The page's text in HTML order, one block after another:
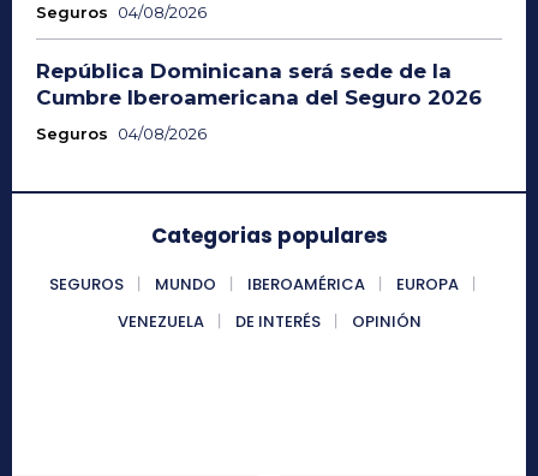
Seguros 04/08/2026
República Dominicana será sede de la
Cumbre Iberoamericana del Seguro 2026
Seguros 04/08/2026
Categorias populares
SEGUROS MUNDO IBEROAMÉRICA
EUROPA
VENEZUELA
DE INTERÉS OPINIÓN